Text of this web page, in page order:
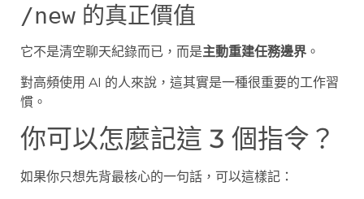
/new 的真正價值
它不是清空聊天紀錄而已，而是主動重建任務邊界 。
對高頻使用 AI 的人來說，這其實是一種很重要的工作習
慣。
你可以怎麼記這 3 個指令？
如果你只想先背最核心的一句話，可以這樣記：